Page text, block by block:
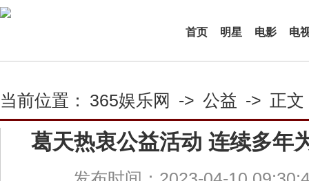
首页 明星 电影 电
当前位置： 365娱乐网 -> 公益 -> 正文
葛天热衷公益活动 连续多年